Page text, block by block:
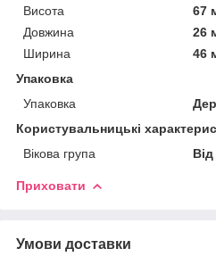
Висота
67
Довжина
26
Ширина
46
Упаковка
Упаковка
Користувальницькі
Вікова група
Приховати
Умови доставки